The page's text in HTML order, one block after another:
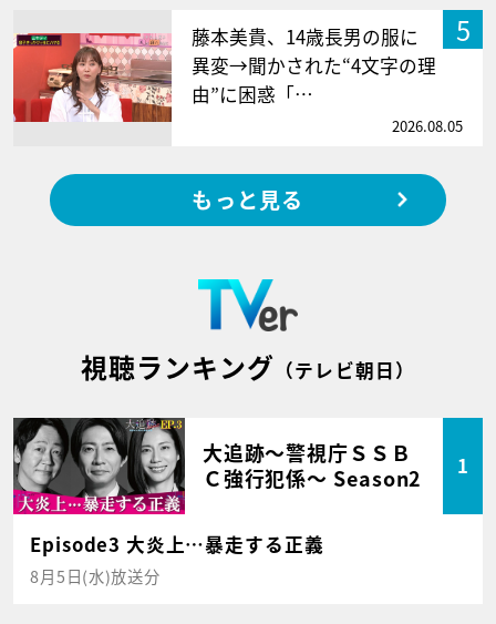
5
藤本美貴、14歳長男の服に
異変→聞かされた“4文字の理
由”に困惑「…
2026.08.05
もっと見る
視聴ランキング （テレビ朝日）
大追跡～警視庁ＳＳＢ
Ｃ強行犯係～ Season2
1
Episode3 大炎上…暴走する正義
8月5日(水)放送分